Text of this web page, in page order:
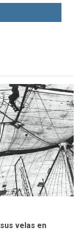
sede de
a atender
HORA
capacidad
flota
unidades
un año de
HORA
Arismendi» a
Muerto
velas en